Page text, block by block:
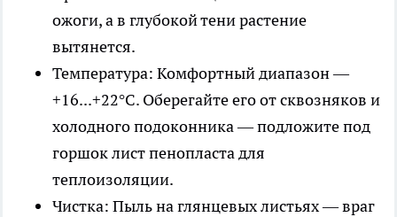
ожоги, а в глубокой тени растение
вытянется.
Температура: Комфортный диапазон —
+16...+22°C. Оберегайте его от сквозняков и
холодного подоконника — подложите под
горшок лист пенопласта для
теплоизоляции.
Чистка: Пыль на глянцевых листьях — враг